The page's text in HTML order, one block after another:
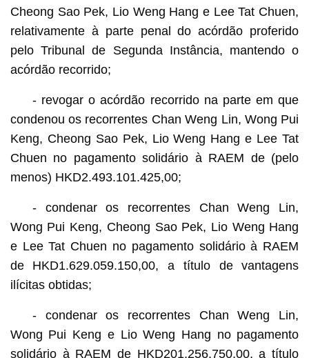
Cheong Sao Pek, Lio Weng Hang e Lee Tat Chuen,
relativamente à parte penal do acórdão proferido
pelo Tribunal de Segunda Instância, mantendo o
acórdão recorrido;
- revogar o acórdão recorrido na parte em que
condenou os recorrentes Chan Weng Lin, Wong Pui
Keng, Cheong Sao Pek, Lio Weng Hang e Lee Tat
Chuen no pagamento solidário à RAEM de (pelo
menos) HKD2.493.101.425,00;
- condenar os recorrentes Chan Weng Lin,
Wong Pui Keng, Cheong Sao Pek, Lio Weng Hang
e Lee Tat Chuen no pagamento solidário à RAEM
de HKD1.629.059.150,00, a título de vantagens
ilícitas obtidas;
- condenar os recorrentes Chan Weng Lin,
Wong Pui Keng e Lio Weng Hang no pagamento
solidário à RAEM de HKD201.256.750,00, a título